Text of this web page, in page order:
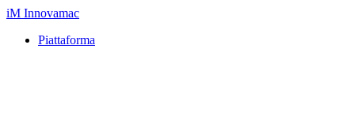
iM Innovamac
Piattaforma